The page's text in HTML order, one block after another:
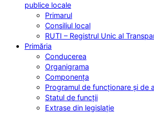
publice locale
Primarul
Consiliul local
RUTI – Registrul Unic al
Primăria
Conducerea
Organigrama
Componența
Programul de funcționare și de
Statul de funcții
Extrase din legislație